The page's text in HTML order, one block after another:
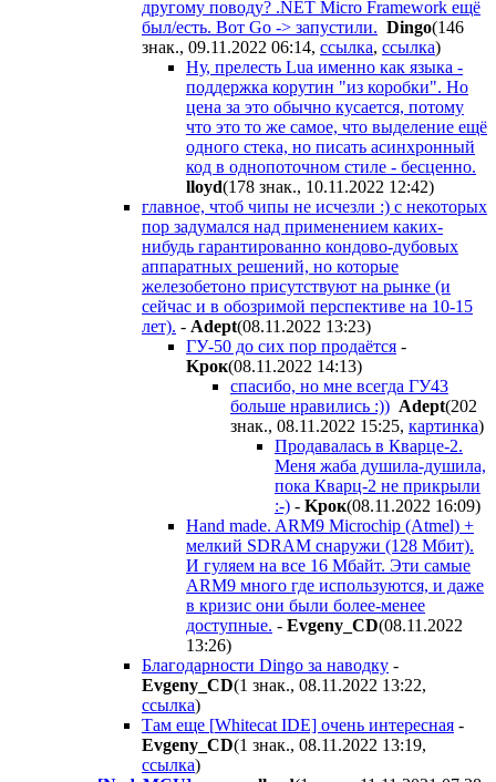
другому поводу? .NET Micro Framework ещё
был/есть. Вот Go -> запустили. Dingo(146
знак., 09.11.2022 06:14, ссылка, ссылка)
Ну, прелесть Lua именно как языка -
поддержка корутин "из коробки". Но
цена за это обычно кусается, потому
что это то же самое, что выделение ещё
одного стека, но писать асинхронный
код в однопоточном стиле - бесценно.
lloyd(178 знак., 10.11.2022 12:42)
главное, чтоб чипы не исчезли :) с некоторых
пор задумался над применением каких-
нибудь гарантированно кондово-дубовых
аппаратных решений, но которые
железобетоно присутствуют на рынке (и
сейчас и в обозримой перспективе на 10-15
лет). - Adept(08.11.2022 13:23)
ГУ-50 до сих пор продаётся -
Kpoк(08.11.2022 14:13)
спасибо, но мне всегда ГУ43
больше нравились :)) Adept(202
знак., 08.11.2022 15:25, картинка)
Продавалась в Кварце-2.
Меня жаба душила-душила,
пока Кварц-2 не прикрыли
:-) - Kpoк(08.11.2022 16:09)
Hand made. ARM9 Microchip (Atmel) +
мелкий SDRAM снаружи (128 Мбит).
И гуляем на все 16 Мбайт. Эти самые
ARM9 много где используются, и даже
в кризис они были более-менее
доступные. - Evgeny_CD(08.11.2022
13:26)
Благодарности Dingo за наводку -
Evgeny_CD(1 знак., 08.11.2022 13:22,
ссылка)
Там еще [Whitecat IDE] очень интересная -
Evgeny_CD(1 знак., 08.11.2022 13:19,
ссылка)